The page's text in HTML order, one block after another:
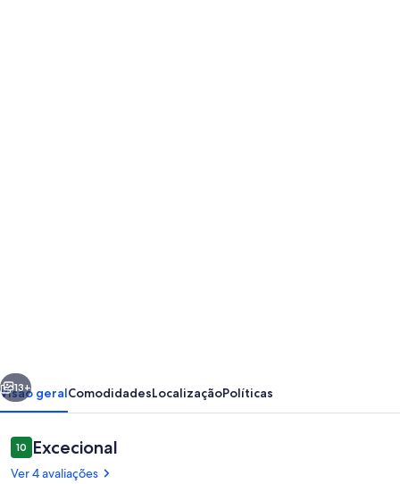
town.
wifi-
linen
included
Seguinte
13+
Visão geralComodidadesLocalizaçãoPolíticas
Avaliações
1010 em 10
Excecional
Ver 4 avaliações